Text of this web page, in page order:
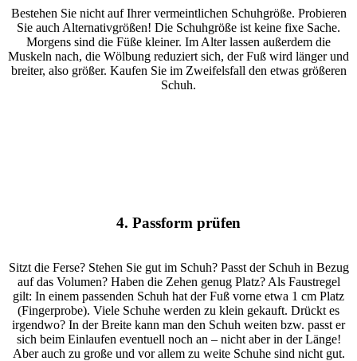
Bestehen Sie nicht auf Ihrer vermeintlichen Schuhgröße. Probieren
Sie auch Alternativgrößen! Die Schuhgröße ist keine fixe Sache.
Morgens sind die Füße kleiner. Im Alter lassen außerdem die
Muskeln nach, die Wölbung reduziert sich, der Fuß wird länger und
breiter, also größer. Kaufen Sie im Zweifelsfall den etwas größeren
Schuh.
4. Passform prüfen
Sitzt die Ferse? Stehen Sie gut im Schuh? Passt der Schuh in Bezug
auf das Volumen? Haben die Zehen genug Platz? Als Faustregel
gilt: In einem passenden Schuh hat der Fuß vorne etwa 1 cm Platz
(Fingerprobe). Viele Schuhe werden zu klein gekauft. Drückt es
irgendwo? In der Breite kann man den Schuh weiten bzw. passt er
sich beim Einlaufen eventuell noch an – nicht aber in der Länge!
Aber auch zu große und vor allem zu weite Schuhe sind nicht gut.